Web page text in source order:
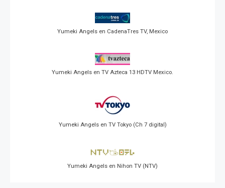
Yumeki Angels en CadenaTres TV, Mexico
Yumeki Angels en TV Azteca 13 HDTV Mexico.
Yumeki Angels en TV Tokyo (Ch 7 digital)
Yumeki Angels en Nihon TV (NTV)